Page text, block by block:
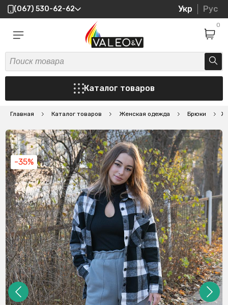
(067) 530-62-62 Укр Рус
0
Каталог товаров
Главная Каталог товаров Женская одежда Брюки
-35%